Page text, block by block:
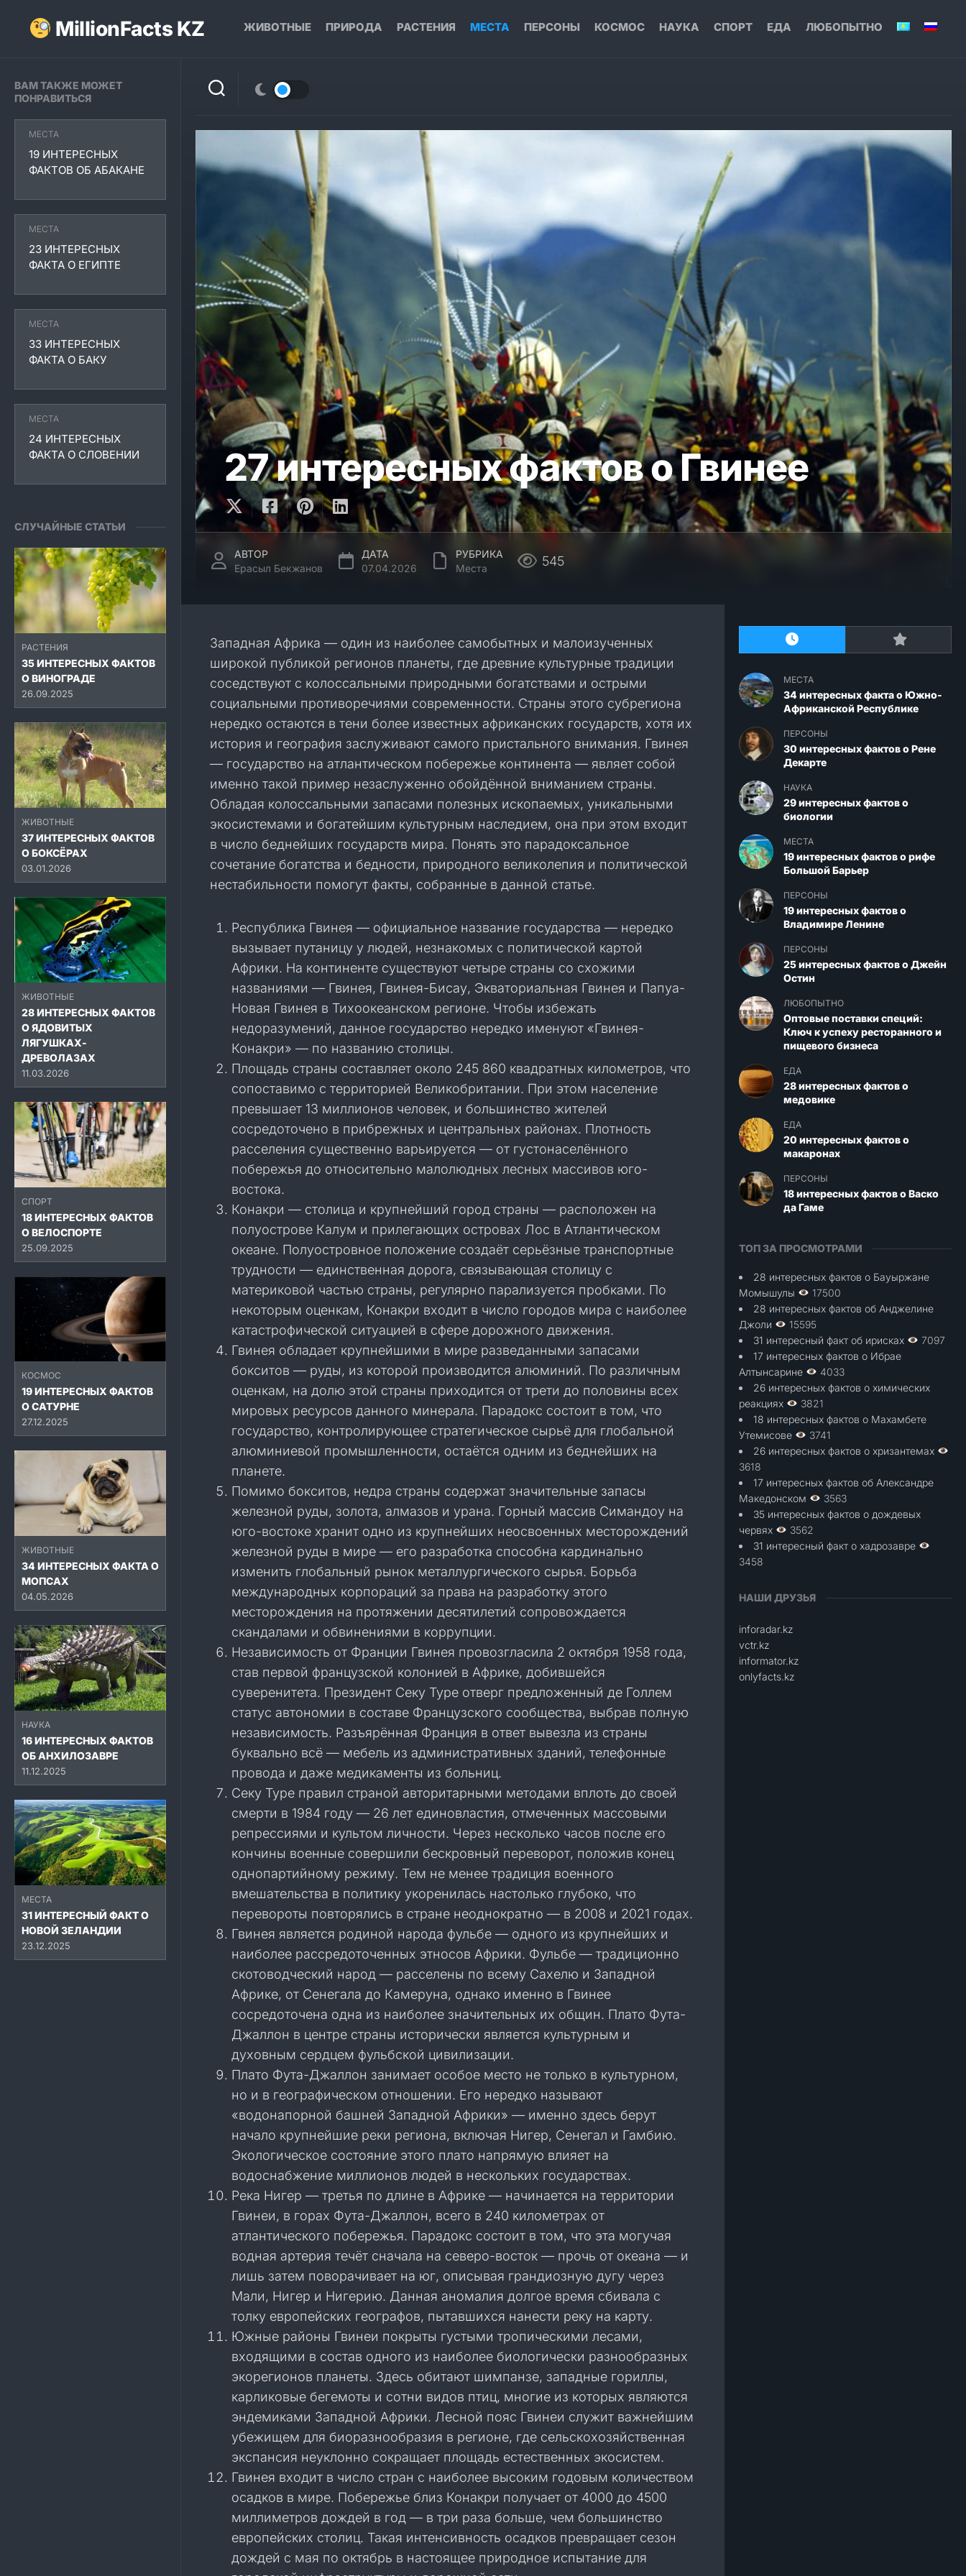
содержаниюMillionFacts KZ ЖИВОТНЫЕ ПРИРОДА РАСТЕНИЯ МЕСТА ПЕРСОНЫ КОСМОС НАУКА СПОРТ ЕДА ЛЮБОПЫТНО
ВАМ ТАКЖЕ МОЖЕТ
ПОНРАВИТЬСЯ
МЕСТА
19 ИНТЕРЕСНЫХ
ФАКТОВ ОБ АБАКАНЕ
МЕСТА
23 ИНТЕРЕСНЫХ
ФАКТА О ЕГИПТЕ
МЕСТА
33 ИНТЕРЕСНЫХ
ФАКТА О БАКУ
МЕСТА
24 ИНТЕРЕСНЫХ
ФАКТА О СЛОВЕНИИ
СЛУЧАЙНЫЕ СТАТЬИ
РАСТЕНИЯ
35 ИНТЕРЕСНЫХ ФАКТОВ
О ВИНОГРАДЕ
26.09.2025
ЖИВОТНЫЕ
37 ИНТЕРЕСНЫХ ФАКТОВ
О БОКСЁРАХ
03.01.2026
ЖИВОТНЫЕ
28 ИНТЕРЕСНЫХ ФАКТОВ
О ЯДОВИТЫХ
ЛЯГУШКАХ-
ДРЕВОЛАЗАХ
11.03.2026
СПОРТ
18 ИНТЕРЕСНЫХ ФАКТОВ
О ВЕЛОСПОРТЕ
25.09.2025
КОСМОС
19 ИНТЕРЕСНЫХ ФАКТОВ
О САТУРНЕ
27.12.2025
ЖИВОТНЫЕ
34 ИНТЕРЕСНЫХ ФАКТА О
МОПСАХ
04.05.2026
НАУКА
16 ИНТЕРЕСНЫХ ФАКТОВ
ОБ АНХИЛОЗАВРЕ
11.12.2025
МЕСТА
31 ИНТЕРЕСНЫЙ ФАКТ О
НОВОЙ ЗЕЛАНДИИ
23.12.2025
27 интересных фактов о Гвинее
АВТОР
Ерасыл Бекжанов
ДАТА
07.04.2026
РУБРИКА
Места
545
Западная Африка — один из наиболее самобытных и малоизученных
широкой публикой регионов планеты, где древние культурные традиции
соседствуют с колоссальными природными богатствами и острыми
социальными противоречиями современности. Страны этого субрегиона
нередко остаются в тени более известных африканских государств, хотя их
история и география заслуживают самого пристального внимания. Гвинея
— государство на атлантическом побережье континента — являет собой
именно такой пример незаслуженно обойдённой вниманием страны.
Обладая колоссальными запасами полезных ископаемых, уникальными
экосистемами и богатейшим культурным наследием, она при этом входит
в число беднейших государств мира. Понять это парадоксальное
сочетание богатства и бедности, природного великолепия и политической
нестабильности помогут факты, собранные в данной статье.
Республика Гвинея — официальное название государства — нередко
вызывает путаницу у людей, незнакомых с политической картой
Африки. На континенте существуют четыре страны со схожими
названиями — Гвинея, Гвинея-Бисау, Экваториальная Гвинея и Папуа-
Новая Гвинея в Тихоокеанском регионе. Чтобы избежать
недоразумений, данное государство нередко именуют «Гвинея-
Конакри» — по названию столицы.
Площадь страны составляет около 245 860 квадратных километров, что
сопоставимо с территорией Великобритании. При этом население
превышает 13 миллионов человек, и большинство жителей
сосредоточено в прибрежных и центральных районах. Плотность
расселения существенно варьируется — от густонаселённого
побережья до относительно малолюдных лесных массивов юго-
востока.
Конакри — столица и крупнейший город страны — расположен на
полуострове Калум и прилегающих островах Лос в Атлантическом
океане. Полуостровное положение создаёт серьёзные транспортные
трудности — единственная дорога, связывающая столицу с
материковой частью страны, регулярно парализуется пробками. По
некоторым оценкам, Конакри входит в число городов мира с наиболее
катастрофической ситуацией в сфере дорожного движения.
Гвинея обладает крупнейшими в мире разведанными запасами
бокситов — руды, из которой производится алюминий. По различным
оценкам, на долю этой страны приходится от трети до половины всех
мировых ресурсов данного минерала. Парадокс состоит в том, что
государство, контролирующее стратегическое сырьё для глобальной
алюминиевой промышленности, остаётся одним из беднейших на
планете.
Помимо бокситов, недра страны содержат значительные запасы
железной руды, золота, алмазов и урана. Горный массив Симандоу на
юго-востоке хранит одно из крупнейших неосвоенных месторождений
железной руды в мире — его разработка способна кардинально
изменить глобальный рынок металлургического сырья. Борьба
международных корпораций за права на разработку этого
месторождения на протяжении десятилетий сопровождается
скандалами и обвинениями в коррупции.
Независимость от Франции Гвинея провозгласила 2 октября 1958 года,
став первой французской колонией в Африке, добившейся
суверенитета. Президент Секу Туре отверг предложенный де Голлем
статус автономии в составе Французского сообщества, выбрав полную
независимость. Разъярённая Франция в ответ вывезла из страны
буквально всё — мебель из административных зданий, телефонные
провода и даже медикаменты из больниц.
Секу Туре правил страной авторитарными методами вплоть до своей
смерти в 1984 году — 26 лет единовластия, отмеченных массовыми
репрессиями и культом личности. Через несколько часов после его
кончины военные совершили бескровный переворот, положив конец
однопартийному режиму. Тем не менее традиция военного
вмешательства в политику укоренилась настолько глубоко, что
перевороты повторялись в стране неоднократно — в 2008 и 2021 годах.
Гвинея является родиной народа фульбе — одного из крупнейших и
наиболее рассредоточенных этносов Африки. Фульбе — традиционно
скотоводческий народ — расселены по всему Сахелю и Западной
Африке, от Сенегала до Камеруна, однако именно в Гвинее
сосредоточена одна из наиболее значительных их общин. Плато Фута-
Джаллон в центре страны исторически является культурным и
духовным сердцем фульбской цивилизации.
Плато Фута-Джаллон занимает особое место не только в культурном,
но и в географическом отношении. Его нередко называют
«водонапорной башней Западной Африки» — именно здесь берут
начало крупнейшие реки региона, включая Нигер, Сенегал и Гамбию.
Экологическое состояние этого плато напрямую влияет на
водоснабжение миллионов людей в нескольких государствах.
Река Нигер — третья по длине в Африке — начинается на территории
Гвинеи, в горах Фута-Джаллон, всего в 240 километрах от
атлантического побережья. Парадокс состоит в том, что эта могучая
водная артерия течёт сначала на северо-восток — прочь от океана — и
лишь затем поворачивает на юг, описывая грандиозную дугу через
Мали, Нигер и Нигерию. Данная аномалия долгое время сбивала с
толку европейских географов, пытавшихся нанести реку на карту.
Южные районы Гвинеи покрыты густыми тропическими лесами,
входящими в состав одного из наиболее биологически разнообразных
экорегионов планеты. Здесь обитают шимпанзе, западные гориллы,
карликовые бегемоты и сотни видов птиц, многие из которых являются
эндемиками Западной Африки. Лесной пояс Гвинеи служит важнейшим
убежищем для биоразнообразия в регионе, где сельскохозяйственная
экспансия неуклонно сокращает площадь естественных экосистем.
Гвинея входит в число стран с наиболее высоким годовым количеством
осадков в мире. Побережье близ Конакри получает от 4000 до 4500
миллиметров дождей в год — в три раза больше, чем большинство
европейских столиц. Такая интенсивность осадков превращает сезон
дождей с мая по октябрь в настоящее природное испытание для
МЕСТА
34 интересных факта о Южно-
Африканской Республике
ПЕРСОНЫ
30 интересных фактов о Рене
Декарте
НАУКА
29 интересных фактов о
биологии
МЕСТА
19 интересных фактов о рифе
Большой Барьер
ПЕРСОНЫ
19 интересных фактов о
Владимире Ленине
ПЕРСОНЫ
25 интересных фактов о Джейн
Остин
ЛЮБОПЫТНО
Оптовые поставки специй:
Ключ к успеху ресторанного и
пищевого бизнеса
ЕДА
28 интересных фактов о
медовике
ЕДА
20 интересных фактов о
макаронах
ПЕРСОНЫ
18 интересных фактов о Васко
да Гаме
ТОП ЗА ПРОСМОТРАМИ
28 интересных фактов о Бауыржане
Момышулы
17500
28 интересных фактов об Анджелине
Джоли
15595
31 интересный факт об ирисках
7097
17 интересных фактов о Ибрае
Алтынсарине
4033
26 интересных фактов о химических
реакциях
3821
18 интересных фактов о Махамбете
Утемисове
3741
26 интересных фактов о хризантемах
3618
17 интересных фактов об Александре
Македонском
3563
35 интересных фактов о дождевых
червях
3562
31 интересный факт о хадрозавре
3458
НАШИ ДРУЗЬЯ
inforadar.kz
vctr.kz
informator.kz
onlyfacts.kz